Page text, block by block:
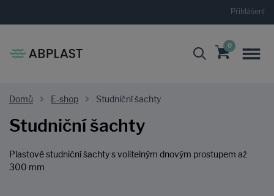
Přihlášení
0
Domů E-shop Studniční šachty
Studniční šachty
Plastové studniční šachty s volitelným dnovým prostupem až
300 mm